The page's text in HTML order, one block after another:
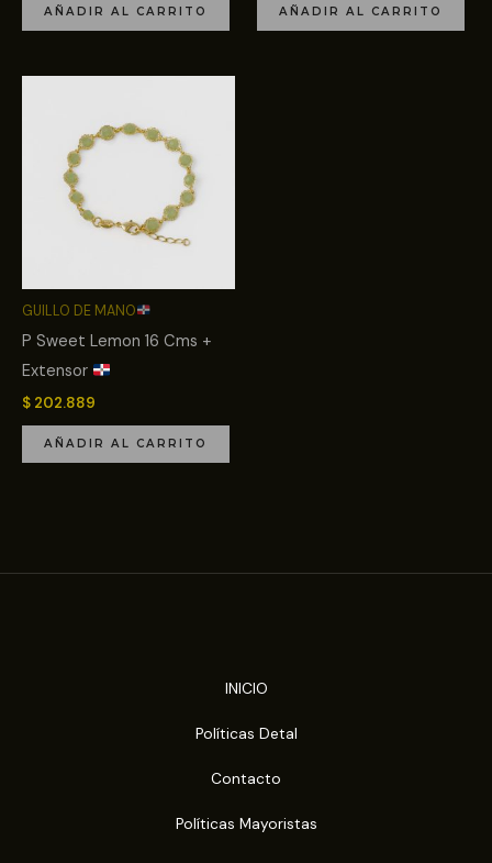
AÑADIR AL CARRITO AÑADIR AL CARRITO
GUILLO DE MANO
P Sweet Lemon 16 Cms +
Extensor
$ 202.889
AÑADIR AL CARRITO
INICIO
Políticas Detal
Contacto
Políticas Mayoristas